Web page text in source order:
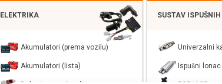
ELEKTRIKA
Akumulatori (prema vozilu)
Akumulatori (lista)
SUSTAV
Univerzalni
Ispušni lonac